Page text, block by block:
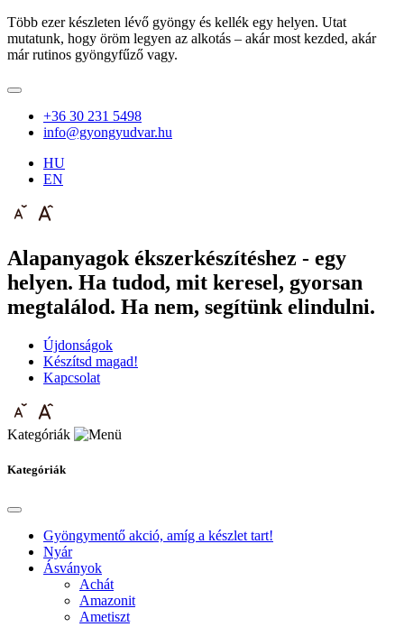
Több ezer készleten lévő gyöngy és kellék egy helyen. Utat
mutatunk, hogy öröm legyen az alkotás – akár most kezded, akár
már rutinos gyöngyfűző vagy.
+36 30 231 5498
info@gyongyudvar.hu
HU
EN
Alapanyagok ékszerkészítéshez - egy
helyen. Ha tudod, mit keresel, gyorsan
megtalálod. Ha nem, segítünk elindulni.
Újdonságok
Készítsd magad!
Kapcsolat
Kategóriák
Kategóriák
Gyöngymentő akció, amíg a készlet tart!
Nyár
Ásványok
Achát
Amazonit
Ametiszt